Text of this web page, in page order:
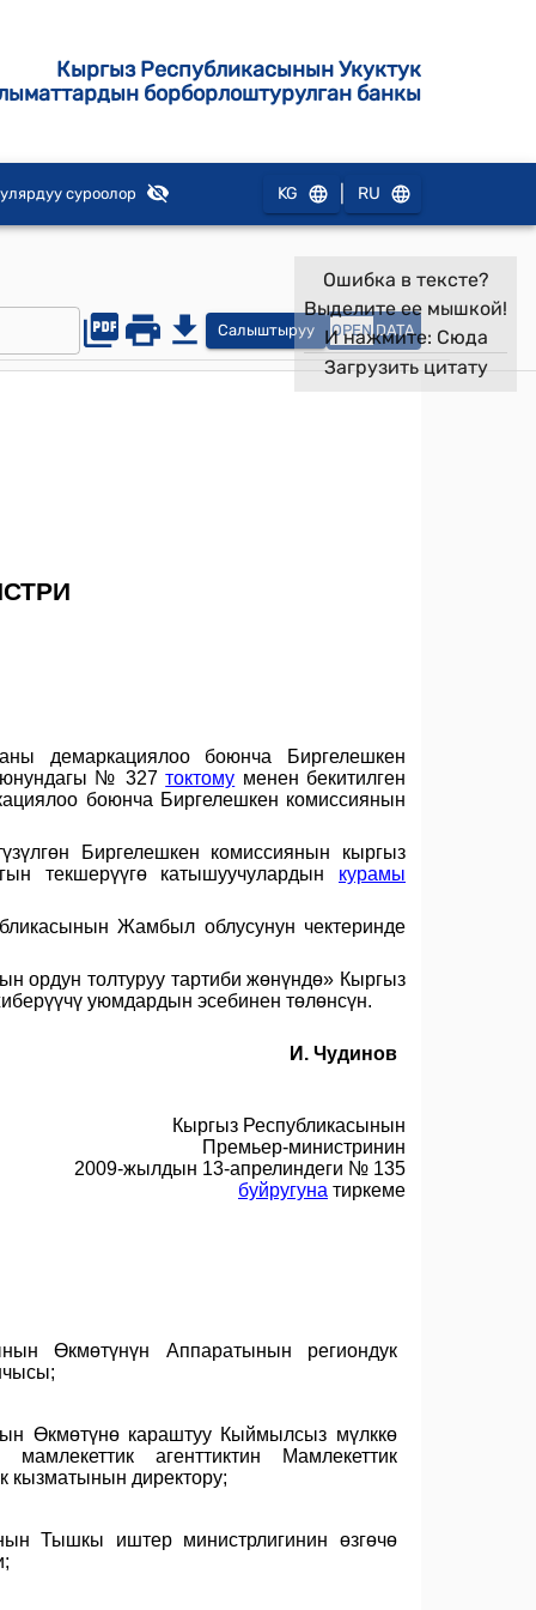
Кыргыз Республикасынын Укуктук
борборлоштурулган банкы
суроолор KG RU
Салыштыруу OPEN DATA
Ошибка в тексте?
Выделите ее мышкой!
И нажмите: Сюда
Загрузить цитату